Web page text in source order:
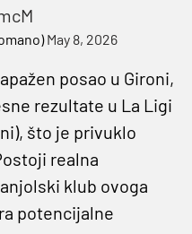
May 8, 2026
posao u Gironi,
rezultate u La Ligi
što je privuklo
realna
klub ovoga
potencijalne